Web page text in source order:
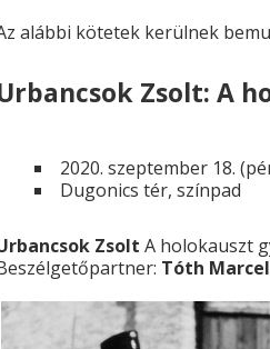
e
m
l
)
alábbi kötetek kerülnek
Zsolt: A
2020. szeptember 18.
Dugonics tér, színpad
Zsolt A holokauszt
Tóth